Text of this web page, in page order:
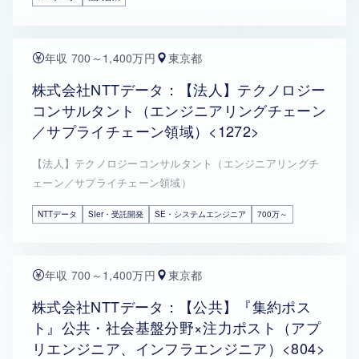
年収 700～1,400万円 東京都
株式会社NTTデータ：【法人】テクノロジー
コンサルタント（エンジニアリングチェーン
／サプライチェーン領域）<1272>
【法人】テクノロジーコンサルタント（エンジニアリングチ
ェーン／サプライチェーン領域）
NTTデータ SIer・受託開発 SE・システムエンジニア 700万～
年収 700～1,400万円 東京都
株式会社NTTデータ：【公共】『集約ポス
ト』公共・社会基盤分野×注力ポスト（アプ
リエンジニア、インフラエンジニア）<804>